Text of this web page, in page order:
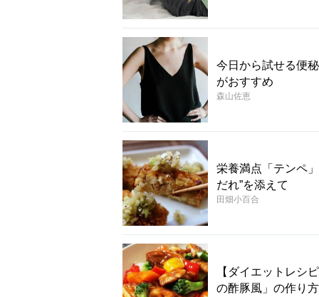
今日から試せる便
がおすすめ
森山佐恵
栄養満点「テンペ
だれ”を添えて
田畑小百合
【ダイエットレシ
の酢豚風」の作り方